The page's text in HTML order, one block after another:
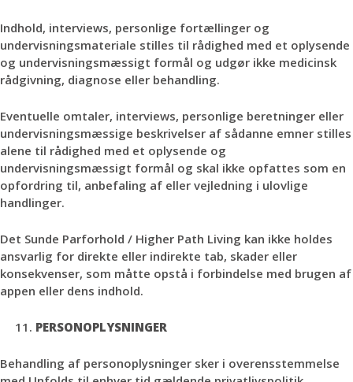
Indhold, interviews, personlige fortællinger og
undervisningsmateriale stilles til rådighed med et oplysende
og undervisningsmæssigt formål og udgør ikke medicinsk
rådgivning, diagnose eller behandling.
Eventuelle omtaler, interviews, personlige beretninger eller
undervisningsmæssige beskrivelser af sådanne emner stilles
alene til rådighed med et oplysende og
undervisningsmæssigt formål og skal ikke opfattes som en
opfordring til, anbefaling af eller vejledning i ulovlige
handlinger.
Det Sunde Parforhold / Higher Path Living kan ikke holdes
ansvarlig for direkte eller indirekte tab, skader eller
konsekvenser, som måtte opstå i forbindelse med brugen af
appen eller dens indhold.
PERSONOPLYSNINGER
Behandling af personoplysninger sker i overensstemmelse